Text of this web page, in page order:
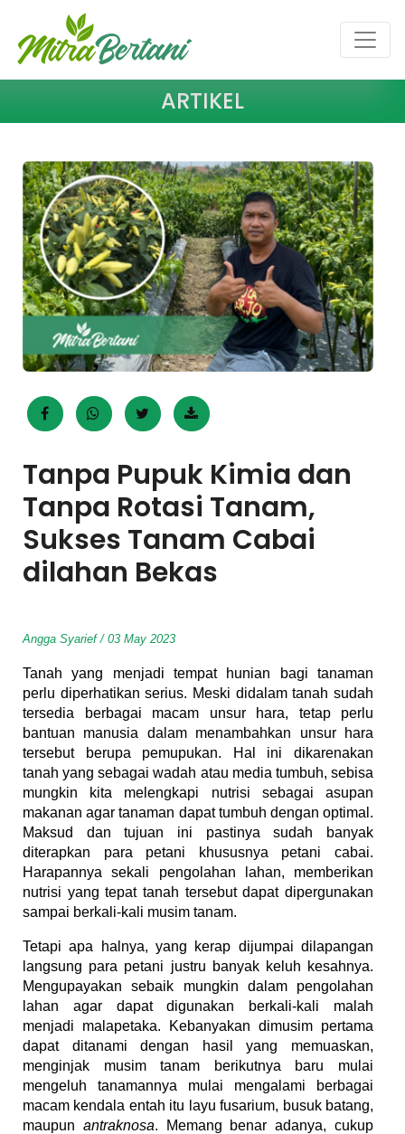
ARTIKEL
Tanpa Pupuk Kimia dan
Tanpa Rotasi Tanam,
Sukses Tanam Cabai
dilahan Bekas
Angga Syarief / 03 May 2023
Tanah yang menjadi tempat hunian bagi tanaman
perlu diperhatikan serius. Meski didalam tanah sudah
tersedia berbagai macam unsur hara, tetap perlu
bantuan manusia dalam menambahkan unsur hara
tersebut berupa pemupukan. Hal ini dikarenakan
tanah yang sebagai wadah atau media tumbuh, sebisa
mungkin kita melengkapi nutrisi sebagai asupan
makanan agar tanaman dapat tumbuh dengan optimal.
Maksud dan tujuan ini pastinya sudah banyak
diterapkan para petani khususnya petani cabai.
Harapannya sekali pengolahan lahan, memberikan
nutrisi yang tepat tanah tersebut dapat dipergunakan
sampai berkali-kali musim tanam.
Tetapi apa halnya, yang kerap dijumpai dilapangan
langsung para petani justru banyak keluh kesahnya.
Mengupayakan sebaik mungkin dalam pengolahan
lahan agar dapat digunakan berkali-kali malah
menjadi malapetaka. Kebanyakan dimusim pertama
dapat ditanami dengan hasil yang memuaskan,
menginjak musim tanam berikutnya baru mulai
mengeluh tanamannya mulai mengalami berbagai
macam kendala entah itu layu fusarium, busuk batang,
maupun antraknosa. Memang benar adanya, cukup